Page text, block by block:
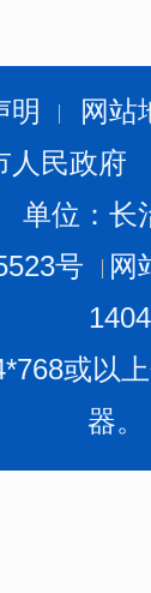
明 网站
人民政
单位：长
号
网
或以
器